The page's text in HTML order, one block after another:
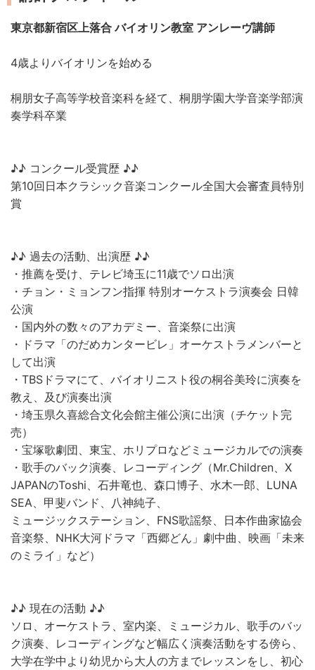
東京都新宿区上落合 バイオリン教室 アンレーヴ講師
4歳よりバイオリンを始める
桐朋女子高等学校音楽科を経て、桐朋学園大学音楽学部演
奏学科卒業
♪♪ コンクール受賞歴 ♪♪
第10回日本クラシック音楽コンクール全国大会審査員特別
賞
♪♪ 過去の活動、出演歴 ♪♪
・推薦を受け、テレビ埼玉に11歳でソロ出演
・チョン・ミョンフン指揮 特別オーケストラ演奏会 日韓
公演
・国内外の数々のアカデミー、音楽祭に出演
・ドラマ「のだめカンタービレ」オーケストラメンバーと
して出演
・TBSドラマにて、バイオリニスト役の桐谷美玲に演奏を
教え、及び演奏出演
・埼玉県久喜総合文化会館主催公演に出演（チケット完
売）
・宝塚歌劇団、東宝、ホリプロなどミュージカルでの演奏
・歌手のバック演奏、レコーディング（Mr.Children、X
JAPANのToshi、石井竜也、森口博子、水木一郎、LUNA
SEA、甲斐バンド、八神純子、
ミュージックステーション、FNS歌謡祭、日本作曲家協会
音楽祭、NHK大河ドラマ「西郷どん」劇中曲、映画「未来
のミライ」など）
♪♪ 現在の活動 ♪♪
ソロ、オーケストラ、室内楽、ミュージカル、歌手のバッ
ク演奏、レコーディングなど幅広く演奏活動をする傍ら、
大学在学中より幼児から大人の方までレッスンをし、初心